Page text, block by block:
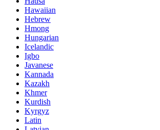
Hawaiian
Hebrew
Hmong
Hungarian
Icelandic
Igbo
Javanese
Kannada
Kazakh
Khmer
Kurdish
Kyrgyz
Latin